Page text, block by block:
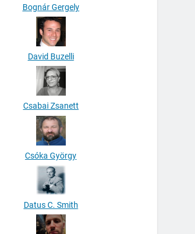
Bognár Gergely
David Buzelli
Csabai Zsanett
Csóka György
Datus C. Smith